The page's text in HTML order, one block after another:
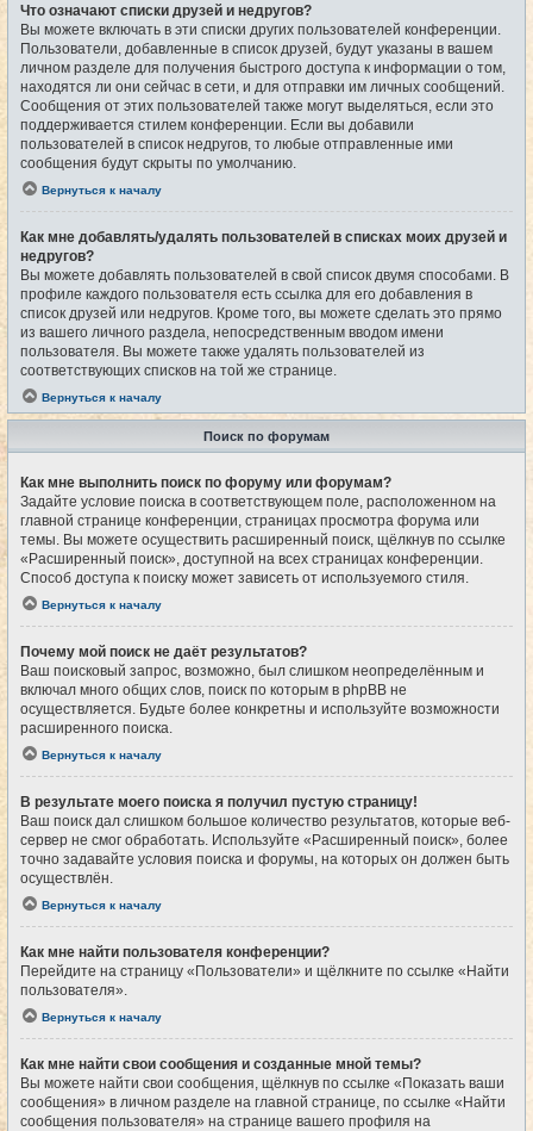
Что означают списки друзей и недругов?
Вы можете включать в эти списки других пользователей конференции.
Пользователи, добавленные в список друзей, будут указаны в вашем
личном разделе для получения быстрого доступа к информации о том,
находятся ли они сейчас в сети, и для отправки им личных сообщений.
Сообщения от этих пользователей также могут выделяться, если это
поддерживается стилем конференции. Если вы добавили
пользователей в список недругов, то любые отправленные ими
сообщения будут скрыты по умолчанию.
Вернуться к началу
Как мне добавлять/удалять пользователей в списках моих друзей и
недругов?
Вы можете добавлять пользователей в свой список двумя способами. В
профиле каждого пользователя есть ссылка для его добавления в
список друзей или недругов. Кроме того, вы можете сделать это прямо
из вашего личного раздела, непосредственным вводом имени
пользователя. Вы можете также удалять пользователей из
соответствующих списков на той же странице.
Вернуться к началу
Поиск по форумам
Как мне выполнить поиск по форуму или форумам?
Задайте условие поиска в соответствующем поле, расположенном на
главной странице конференции, страницах просмотра форума или
темы. Вы можете осуществить расширенный поиск, щёлкнув по ссылке
«Расширенный поиск», доступной на всех страницах конференции.
Способ доступа к поиску может зависеть от используемого стиля.
Вернуться к началу
Почему мой поиск не даёт результатов?
Ваш поисковый запрос, возможно, был слишком неопределённым и
включал много общих слов, поиск по которым в phpBB не
осуществляется. Будьте более конкретны и используйте возможности
расширенного поиска.
Вернуться к началу
В результате моего поиска я получил пустую страницу!
Ваш поиск дал слишком большое количество результатов, которые веб-
сервер не смог обработать. Используйте «Расширенный поиск», более
точно задавайте условия поиска и форумы, на которых он должен быть
осуществлён.
Вернуться к началу
Как мне найти пользователя конференции?
Перейдите на страницу «Пользователи» и щёлкните по ссылке «Найти
пользователя».
Вернуться к началу
Как мне найти свои сообщения и созданные мной темы?
Вы можете найти свои сообщения, щёлкнув по ссылке «Показать ваши
сообщения» в личном разделе на главной странице, по ссылке «Найти
сообщения пользователя» на странице вашего профиля на